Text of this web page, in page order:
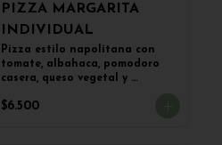
PIZZA MARGARITA
INDIVIDUAL
Pizza estilo napolitana con
tomate, albahaca, pomodoro
casera, queso vegetal y
$6.500